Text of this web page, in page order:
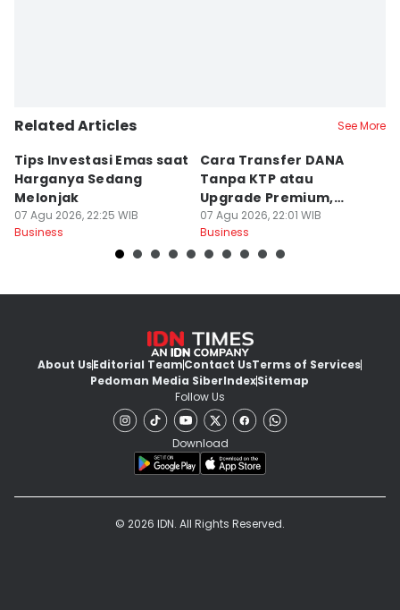
Related Articles See More
Tips Investasi Emas saat
Harganya Sedang
Melonjak
07 Agu 2026, 22:25 WIB
Business
Cara Transfer DANA
Tanpa KTP atau
Upgrade Premium,
Solusi Mudah!
07 Agu 2026, 22:01 WIB
Business
About UsEditorial TeamContact UsTerms of Services
Pedoman Media SiberIndexSitemap
Follow Us
Download
© 2026 IDN. All Rights Reserved.